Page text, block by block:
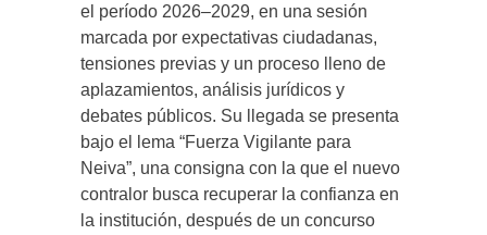
el período 2026–2029, en una sesión
marcada por expectativas ciudadanas,
tensiones previas y un proceso lleno de
aplazamientos, análisis jurídicos y
debates públicos. Su llegada se presenta
bajo el lema “Fuerza Vigilante para
Neiva”, una consigna con la que el nuevo
contralor busca recuperar la confianza en
la institución, después de un concurso